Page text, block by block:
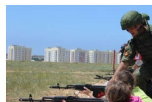
SÜRET
BLOGLAR
FİKİR